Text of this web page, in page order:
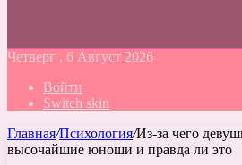
Четверг , 6 Август 2026
Войти
Switch skin
Главная/Психология/Из-за чего
высочайшие юноши и правда ли это